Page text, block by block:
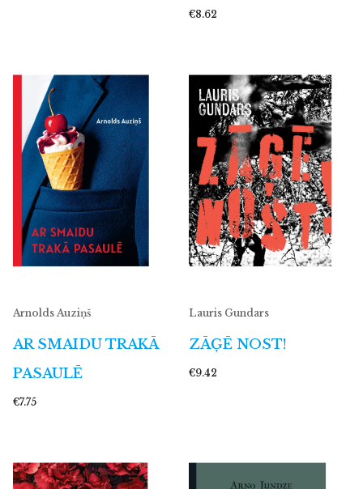
€8.62
Arnolds Auziņš
AR SMAIDU TRAKĀ
PASAULĒ
€7.75
Lauris Gundars
ZĀĢĒ NOST!
€9.42